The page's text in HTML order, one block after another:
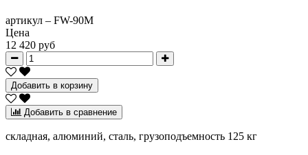
артикул – FW-90M
Цена
12 420 руб
Добавить в корзину
Добавить в сравнение
складная, алюминий, сталь, грузоподъемность 125 кг